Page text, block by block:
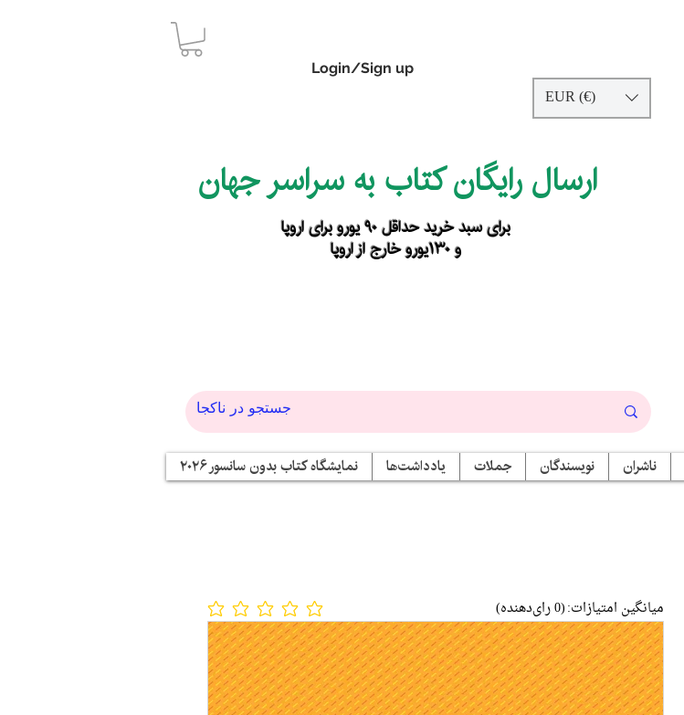
Login/Sign up
EUR (€)
ارسال رایگان کتاب به سراسر جهان
برای سبد خرید حداقل ۹۰ یورو برای اروپا
و ۱۳۰یورو خارج از اروپا
ناشران نویسندگان جملات یادداشت‌ها نمایشگاه کتاب بدون سانسور ۲۰۲۶
No ratings yet میانگین امتیازات:(0 رای‌دهنده)